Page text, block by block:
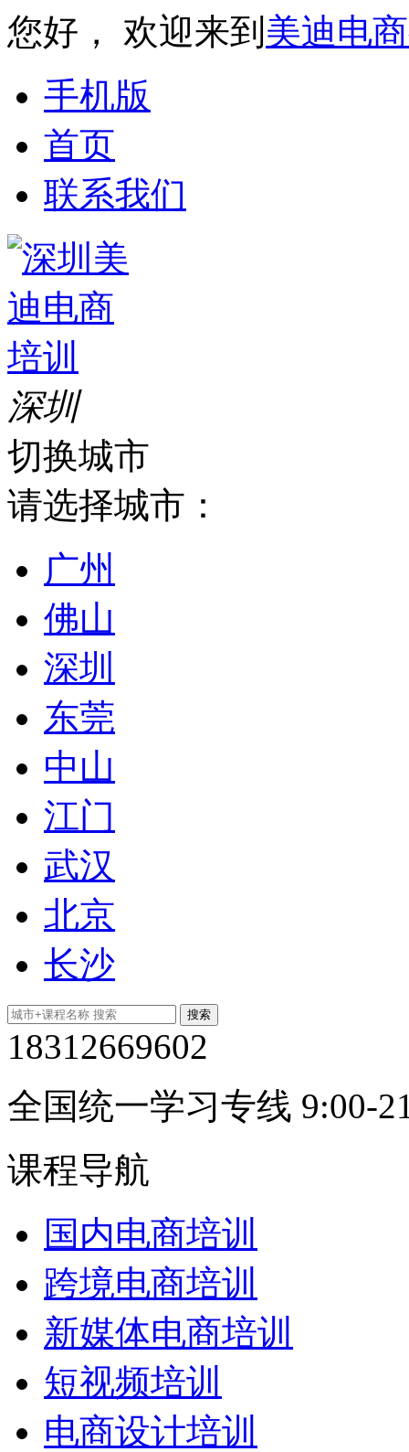
您好， 欢迎来到 美迪电
手机版
首页
联系我们
深圳
切换城市
请选择城市：
广州
佛山
深圳
东莞
中山
江门
武汉
北京
长沙
18312669602
全国统一学习专线 9:00-
课程导航
国内电商培训
跨境电商培训
新媒体电商培训
短视频培训
电商设计培训